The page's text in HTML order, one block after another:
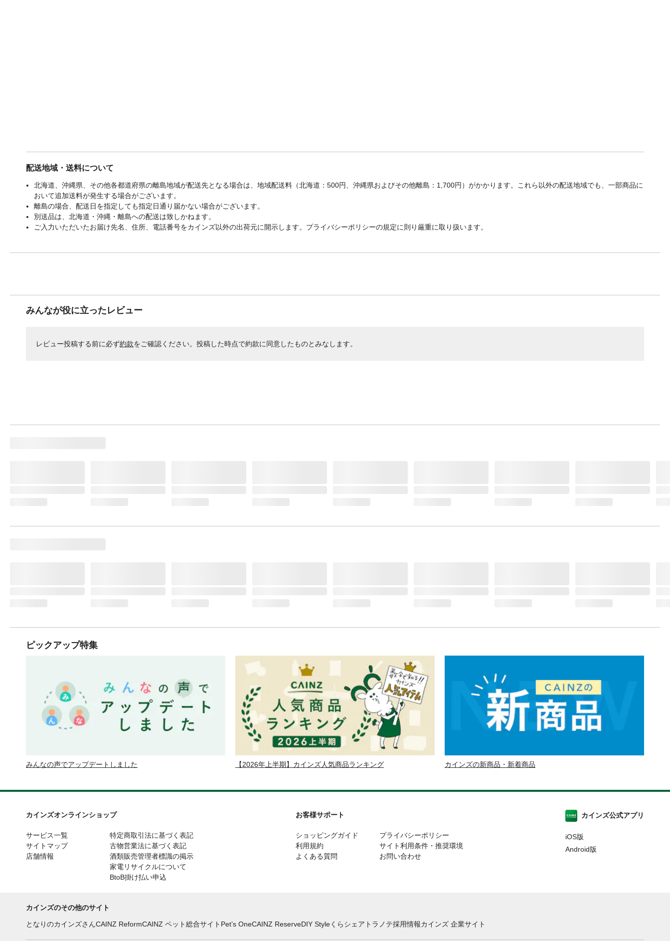
配送地域・送料について
北海道、沖縄県、その他各都道府県の離島地域が配送先となる場合は、地域配送料（北海道：500円、沖縄県およびその他離島：1,700円）がかかります。これら以外の配送地域でも、一部商品に
おいて追加送料が発生する場合がございます。
離島の場合、配送日を指定しても指定日通り届かない場合がございます。
別送品は、北海道・沖縄・離島への配送は致しかねます。
ご入力いただいたお届け先名、住所、電話番号をカインズ以外の出荷元に開示します。プライバシーポリシーの規定に則り厳重に取り扱います。
みんなが役に立ったレビュー
レビュー投稿する前に必ず約款をご確認ください。投稿した時点で約款に同意したものとみなします。
ピックアップ特集
みんなの声でアップデートしました 【2026年上半期】カインズ人気商品ランキング カインズの新商品・新着商品
カインズオンラインショップ
サービス一覧
サイトマップ
店舗情報
特定商取引法に基づく表記
古物営業法に基づく表記
酒類販売管理者標識の掲示
家電リサイクルについて
BtoB掛け払い申込
お客様サポート
ショッピングガイド
利用規約
よくある質問
プライバシーポリシー
サイト利用条件・推奨環境
お問い合わせ
カインズ公式アプリ
iOS版
Android版
カインズのその他のサイト
となりのカインズさんCAINZ ReformCAINZ ペット総合サイト Pet’s OneCAINZ ReserveDIY Styleくらシェア トラノテ採用情報カインズ 企業サイト